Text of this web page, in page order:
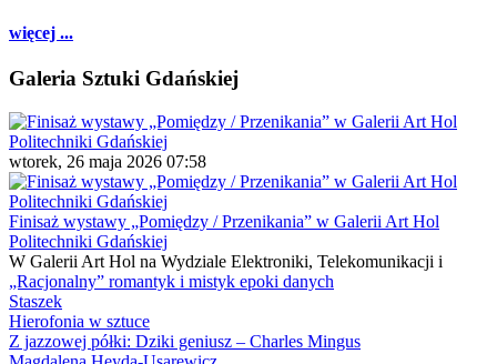
więcej ...
Galeria Sztuki Gdańskiej
wtorek, 26 maja 2026 07:58
Finisaż wystawy „Pomiędzy / Przenikania” w Galerii Art Hol
Politechniki Gdańskiej
W Galerii Art Hol na Wydziale Elektroniki, Telekomunikacji i
„Racjonalny” romantyk i mistyk epoki danych
Staszek
Hierofonia w sztuce
Z jazzowej półki: Dziki geniusz – Charles Mingus